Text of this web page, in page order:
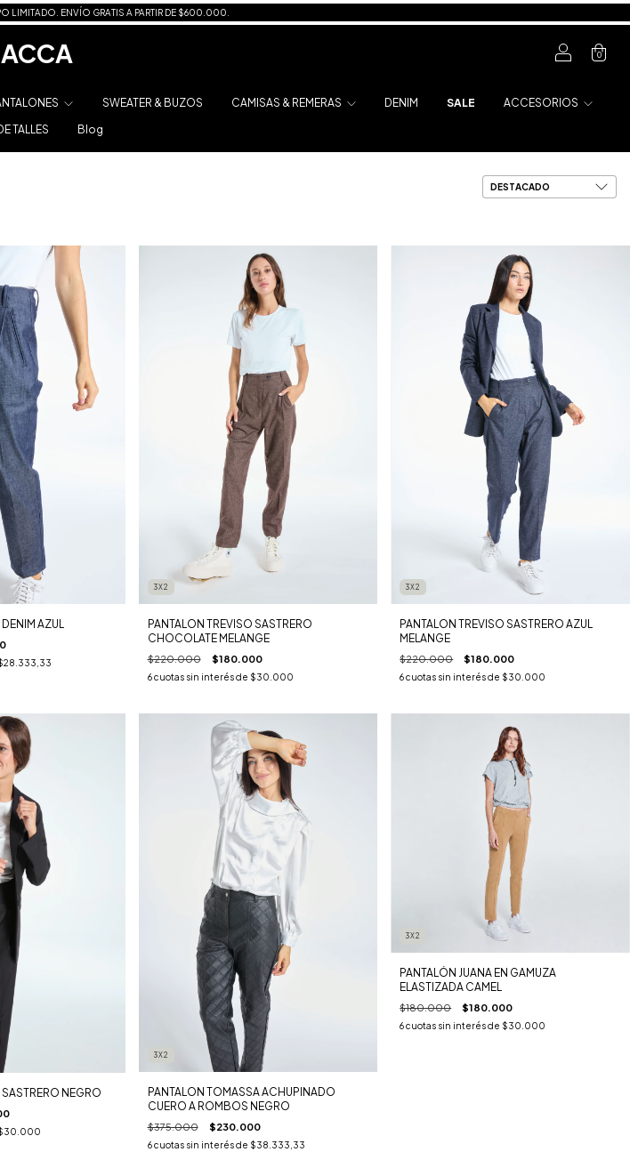
LIMITADO. ENVÍO GRATIS A PARTIR DE $600.000.
0
SWEATER & BUZOS CAMISAS & REMERAS DENIM SALE
ACCESORIOS
TALLES
Blog
AZUL
3X2
PANTALON TREVISO SASTRERO
CHOCOLATE MELANGE
$220.000 $180.000
6 cuotas sin interés de $30.000
3X2
PANTALON TREVISO SASTRERO AZUL
MELANGE
$220.000 $180.000
6cuotas sin interés de $30.000
NEGRO
3X2
PANTALON TOMASSA ACHUPINADO
CUERO A ROMBOS NEGRO
$375.000 $230.000
6 cuotas sin interés de $38.333,33
3X2
PANTALÓN JUANA EN GAMUZA
ELASTIZADA CAMEL
$180.000 $180.000
6cuotas sin interés de $30.000